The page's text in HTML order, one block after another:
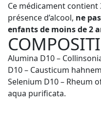
Ce médicament contient
présence d’alcool, ne
enfants de moins de 2
Alumina D10 –
D10 – Causticum
Selenium D10 – Rheum
aqua purificata.